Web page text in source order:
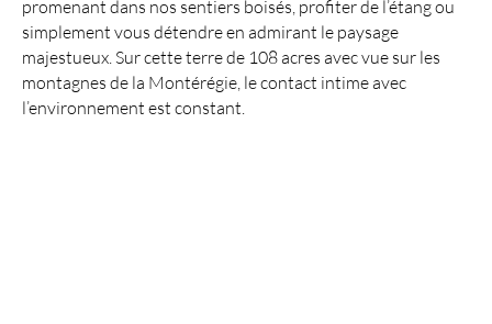
promenant dans nos sentiers boisés, profiter de l’étang ou
simplement vous détendre en admirant le paysage
majestueux. Sur cette terre de 108 acres avec vue sur les
montagnes de la Montérégie, le contact intime avec
l’environnement est constant.